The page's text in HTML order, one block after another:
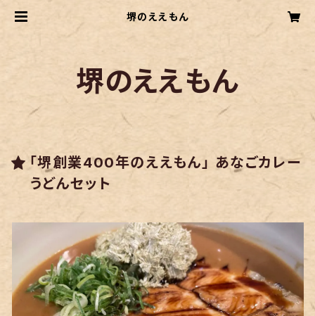
堺のええもん
堺のええもん
「堺創業400年のええもん」 あなごカレー
うどんセット